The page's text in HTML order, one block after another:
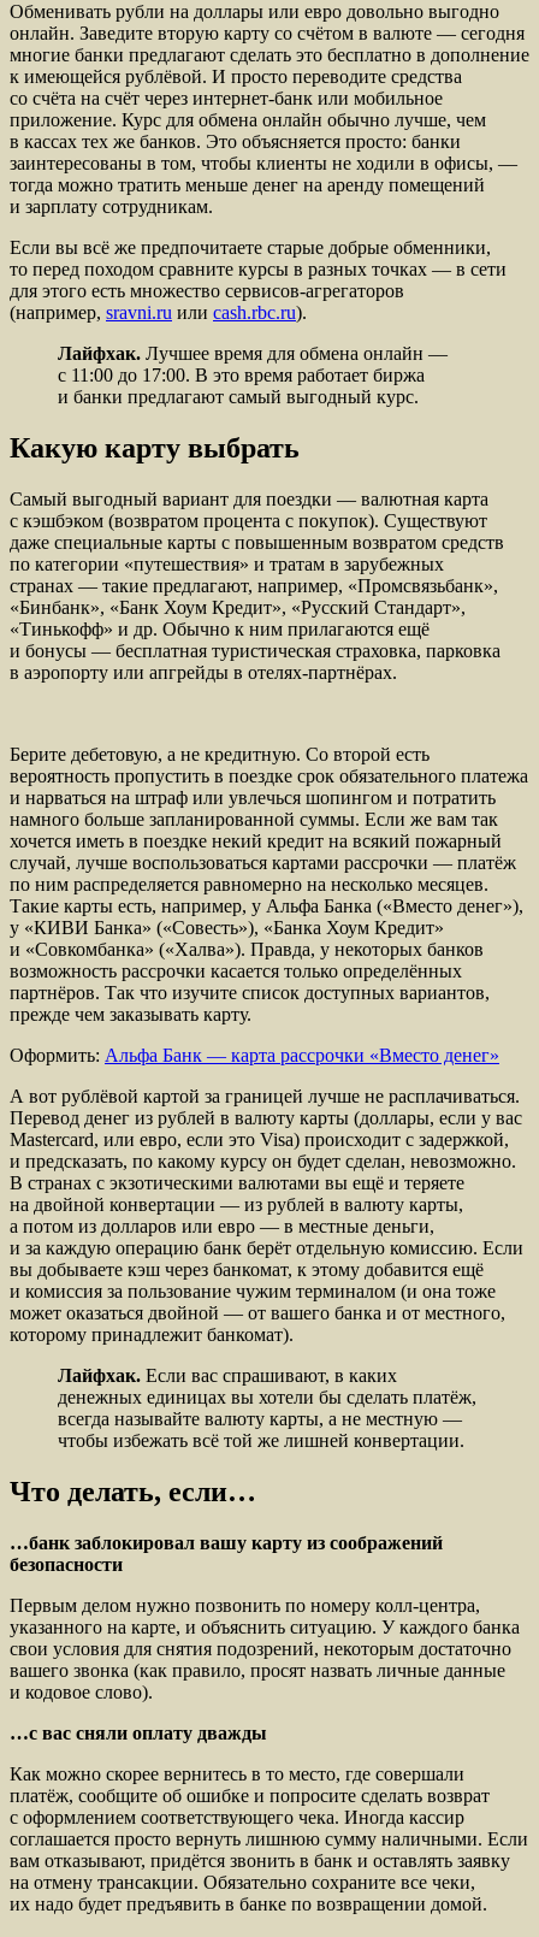
Обменивать рубли на доллары или евро довольно выгодно
онлайн. Заведите вторую карту со счётом в валюте — сегодня
многие банки предлагают сделать это бесплатно в дополнение
к имеющейся рублёвой. И просто переводите средства
со счёта на счёт через интернет-банк или мобильное
приложение. Курс для обмена онлайн обычно лучше, чем
в кассах тех же банков. Это объясняется просто: банки
заинтересованы в том, чтобы клиенты не ходили в офисы, —
тогда можно тратить меньше денег на аренду помещений
и зарплату сотрудникам.
Если вы всё же предпочитаете старые добрые обменники,
то перед походом сравните курсы в разных точках — в сети
для этого есть множество сервисов-агрегаторов
(например, sravni.ru или cash.rbc.ru).
Лайфхак. Лучшее время для обмена онлайн —
с 11:00 до 17:00. В это время работает биржа
и банки предлагают самый выгодный курс.
Какую карту выбрать
Самый выгодный вариант для поездки — валютная карта
с кэшбэком (возвратом процента с покупок). Существуют
даже специальные карты с повышенным возвратом средств
по категории «путешествия» и тратам в зарубежных
странах — такие предлагают, например, «Промсвязьбанк»,
«Бинбанк», «Банк Хоум Кредит», «Русский Стандарт»,
«Тинькофф» и др. Обычно к ним прилагаются ещё
и бонусы — бесплатная туристическая страховка, парковка
в аэропорту или апгрейды в отелях-партнёрах.
Берите дебетовую, а не кредитную. Со второй есть
вероятность пропустить в поездке срок обязательного платежа
и нарваться на штраф или увлечься шопингом и потратить
намного больше запланированной суммы. Если же вам так
хочется иметь в поездке некий кредит на всякий пожарный
случай, лучше воспользоваться картами рассрочки — платёж
по ним распределяется равномерно на несколько месяцев.
Такие карты есть, например, у Альфа Банка («Вместо денег»),
у «КИВИ Банка» («Совесть»), «Банка Хоум Кредит»
и «Совкомбанка» («Халва»). Правда, у некоторых банков
возможность рассрочки касается только определённых
партнёров. Так что изучите список доступных вариантов,
прежде чем заказывать карту.
Оформить: Альфа Банк — карта рассрочки «Вместо денег»
А вот рублёвой картой за границей лучше не расплачиваться.
Перевод денег из рублей в валюту карты (доллары, если у вас
Mastercard, или евро, если это Visa) происходит с задержкой,
и предсказать, по какому курсу он будет сделан, невозможно.
В странах с экзотическими валютами вы ещё и теряете
на двойной конвертации — из рублей в валюту карты,
а потом из долларов или евро — в местные деньги,
и за каждую операцию банк берёт отдельную комиссию. Если
вы добываете кэш через банкомат, к этому добавится ещё
и комиссия за пользование чужим терминалом (и она тоже
может оказаться двойной — от вашего банка и от местного,
которому принадлежит банкомат).
Лайфхак. Если вас спрашивают, в каких
денежных единицах вы хотели бы сделать платёж,
всегда называйте валюту карты, а не местную —
чтобы избежать всё той же лишней конвертации.
Что делать, если…
…банк заблокировал вашу карту из соображений
безопасности
Первым делом нужно позвонить по номеру колл-центра,
указанного на карте, и объяснить ситуацию. У каждого банка
свои условия для снятия подозрений, некоторым достаточно
вашего звонка (как правило, просят назвать личные данные
и кодовое слово).
…с вас сняли оплату дважды
Как можно скорее вернитесь в то место, где совершали
платёж, сообщите об ошибке и попросите сделать возврат
с оформлением соответствующего чека. Иногда кассир
соглашается просто вернуть лишнюю сумму наличными. Если
вам отказывают, придётся звонить в банк и оставлять заявку
на отмену трансакции. Обязательно сохраните все чеки,
их надо будет предъявить в банке по возвращении домой.